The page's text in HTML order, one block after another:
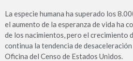
La especie humana ha superado los
el aumento de la esperanza de vida ha
de los nacimientos, pero el crecimiento
continua la tendencia de
Oficina del Censo de Estados Unidos.